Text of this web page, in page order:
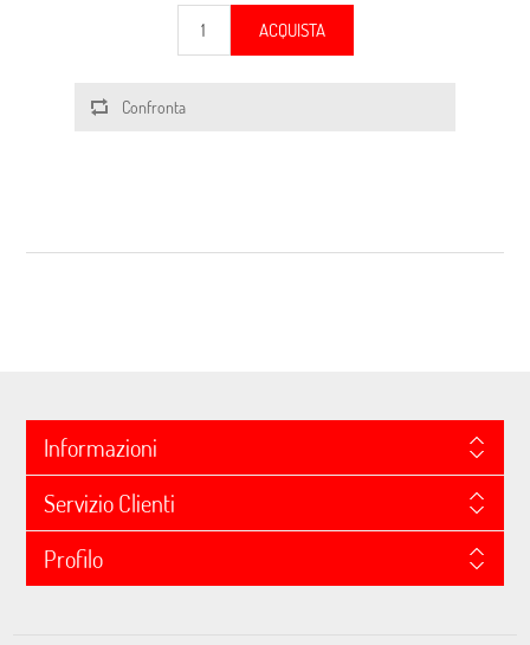
ACQUISTA
Confronta
Informazioni
Servizio Clienti
Profilo